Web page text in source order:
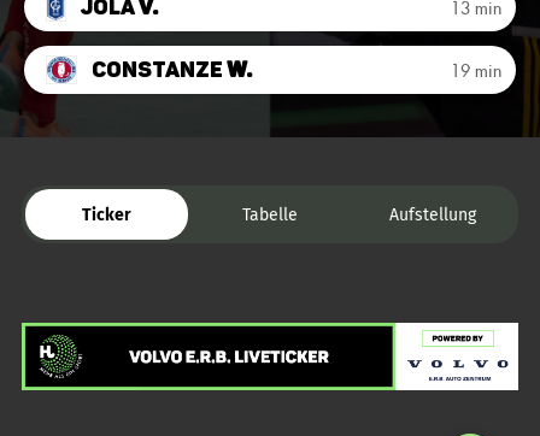
Jolav. 13 min
ConstanzeW. 19 min
Ticker Tabelle Aufstellung